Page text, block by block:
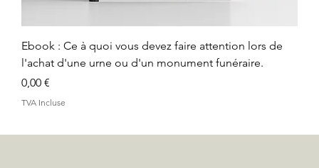
Ebook : Ce à quoi vous devez faire attention lors de
l'achat d'une urne ou d'un monument funéraire.
Prix
0,00 €
TVA Incluse